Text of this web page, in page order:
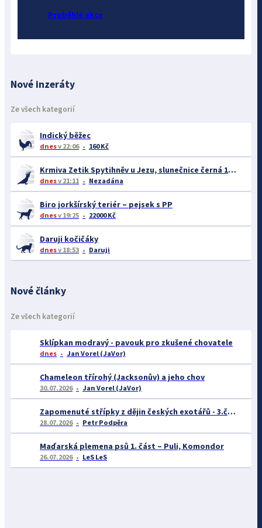
Proběhlé akce
Nové inzeráty
Ze všech kategorií
Indický běžec
dnesv 22:06 160 Kč
Krmiva Zetik Spytihněv u Jezu, slunečnice černá 19kc/kg Akce na Avicentru Avest I na burze
dnesv 21:11 Nezadána
Biro jorkšírský teriér – pejsek s PP
dnesv 19:25 22000 Kč
Daruji kočičáky
dnesv 18:53 Daruji
Nové články
Ze všech kategorií
Sklípkan modravý - pavouk pro zkušené chovatele
dnes Jan Vorel (JaVor)
Chameleon třírohý (Jacksonův) a jeho chov
30.07.2026 Jan Vorel (JaVor)
Zapomenuté střípky z dějin českých exotářů - 3.část
28.07.2026 Petr Podpěra
Maďarská plemena psů 1. část – Puli, Komondor
26.07.2026 LeS LeS